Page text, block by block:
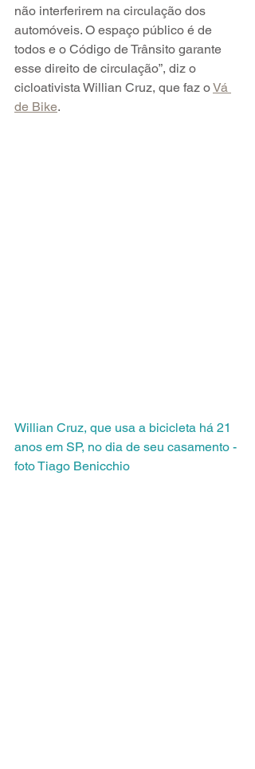
não interferirem na circulação dos
automóveis. O espaço público é de
todos e o Código de Trânsito garante
esse direito de circulação”, diz o
cicloativista Willian Cruz, que faz o Vá
de Bike.
Willian Cruz, que usa a bicicleta há 21
anos em SP, no dia de seu casamento -
foto Tiago Benicchio